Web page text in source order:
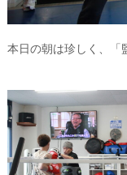
本日の朝は珍しく、「